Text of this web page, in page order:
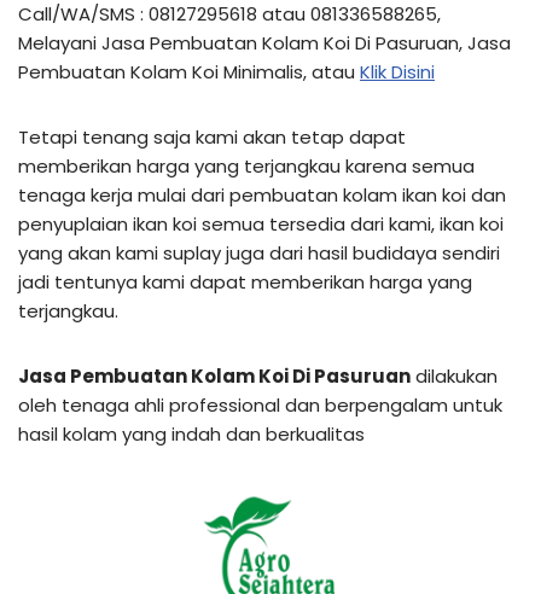
Call/WA/SMS : 08127295618 atau 081336588265,
Melayani Jasa Pembuatan Kolam Koi Di Pasuruan, Jasa
Pembuatan Kolam Koi Minimalis, atau Klik Disini
Tetapi tenang saja kami akan tetap dapat
memberikan harga yang terjangkau karena semua
tenaga kerja mulai dari pembuatan kolam ikan koi dan
penyuplaian ikan koi semua tersedia dari kami, ikan koi
yang akan kami suplay juga dari hasil budidaya sendiri
jadi tentunya kami dapat memberikan harga yang
terjangkau.
Jasa Pembuatan Kolam Koi Di Pasuruandilakukan
oleh tenaga ahli professional dan berpengalam untuk
hasil kolam yang indah dan berkualitas